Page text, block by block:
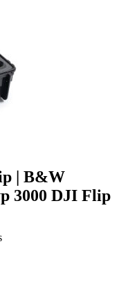
| B&W
3000 DJI Flip